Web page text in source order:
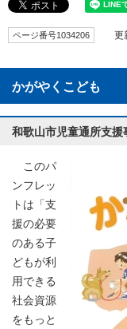
ページ番号1034206 更
かがやくこども
和歌山市児童通所支
このパ
ンフレッ
トは「支
援の必要
のある子
どもが利
用できる
社会資源
をもっと